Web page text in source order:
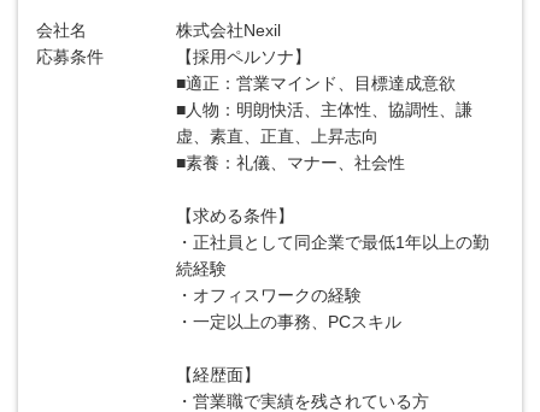
会社名
株式会社Nexil
応募条件
【採用ペルソナ】
■適正：営業マインド、目標達成意欲
■人物：明朗快活、主体性、協調性、謙
虚、素直、正直、上昇志向
■素養：礼儀、マナー、社会性
【求める条件】
・正社員として同企業で最低1年以上の勤
続経験
・オフィスワークの経験
・一定以上の事務、PCスキル
【経歴面】
・営業職で実績を残されている方